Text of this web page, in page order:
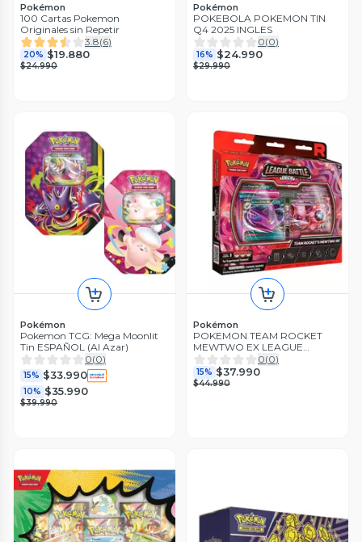
Pokémon
100 Cartas Pokemon
Originales sin Repetir
3.8(6)
20% $19.880
$24.990
Pokémon
POKEBOLA POKEMON TIN
Q4 2025 INGLES
0(0)
16% $24.990
$29.990
Pokémon
Pokemon TCG: Mega Moonlit
Tin ESPAÑOL (Al Azar)
0(0)
15% $33.990
10% $35.990
$39.990
Pokémon
POKEMON TEAM ROCKET
MEWTWO EX LEAGUE
BATTLE DECK INGLES
0(0)
15% $37.990
$44.990